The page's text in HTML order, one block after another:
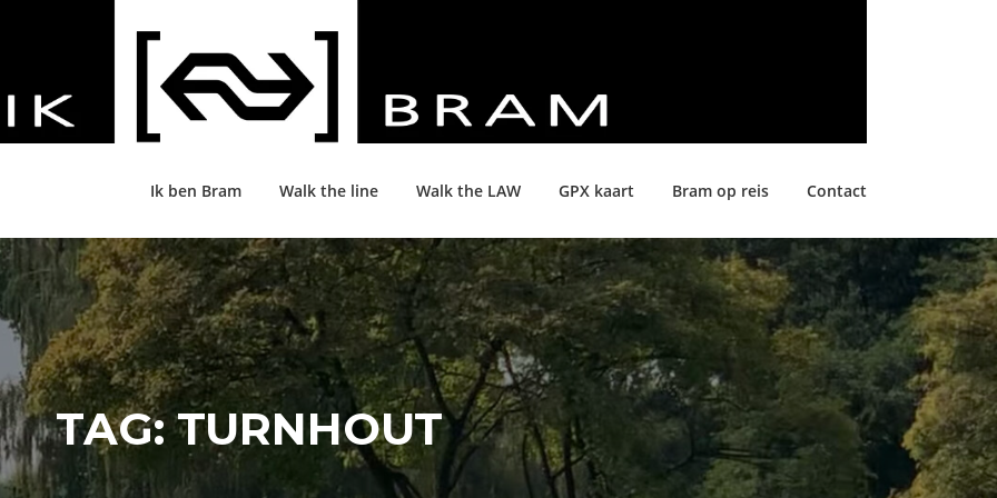
Ik ben Bram Walk the line Walk the LAW GPX kaart Bram op reis Contact
TAG:TURNHOUT